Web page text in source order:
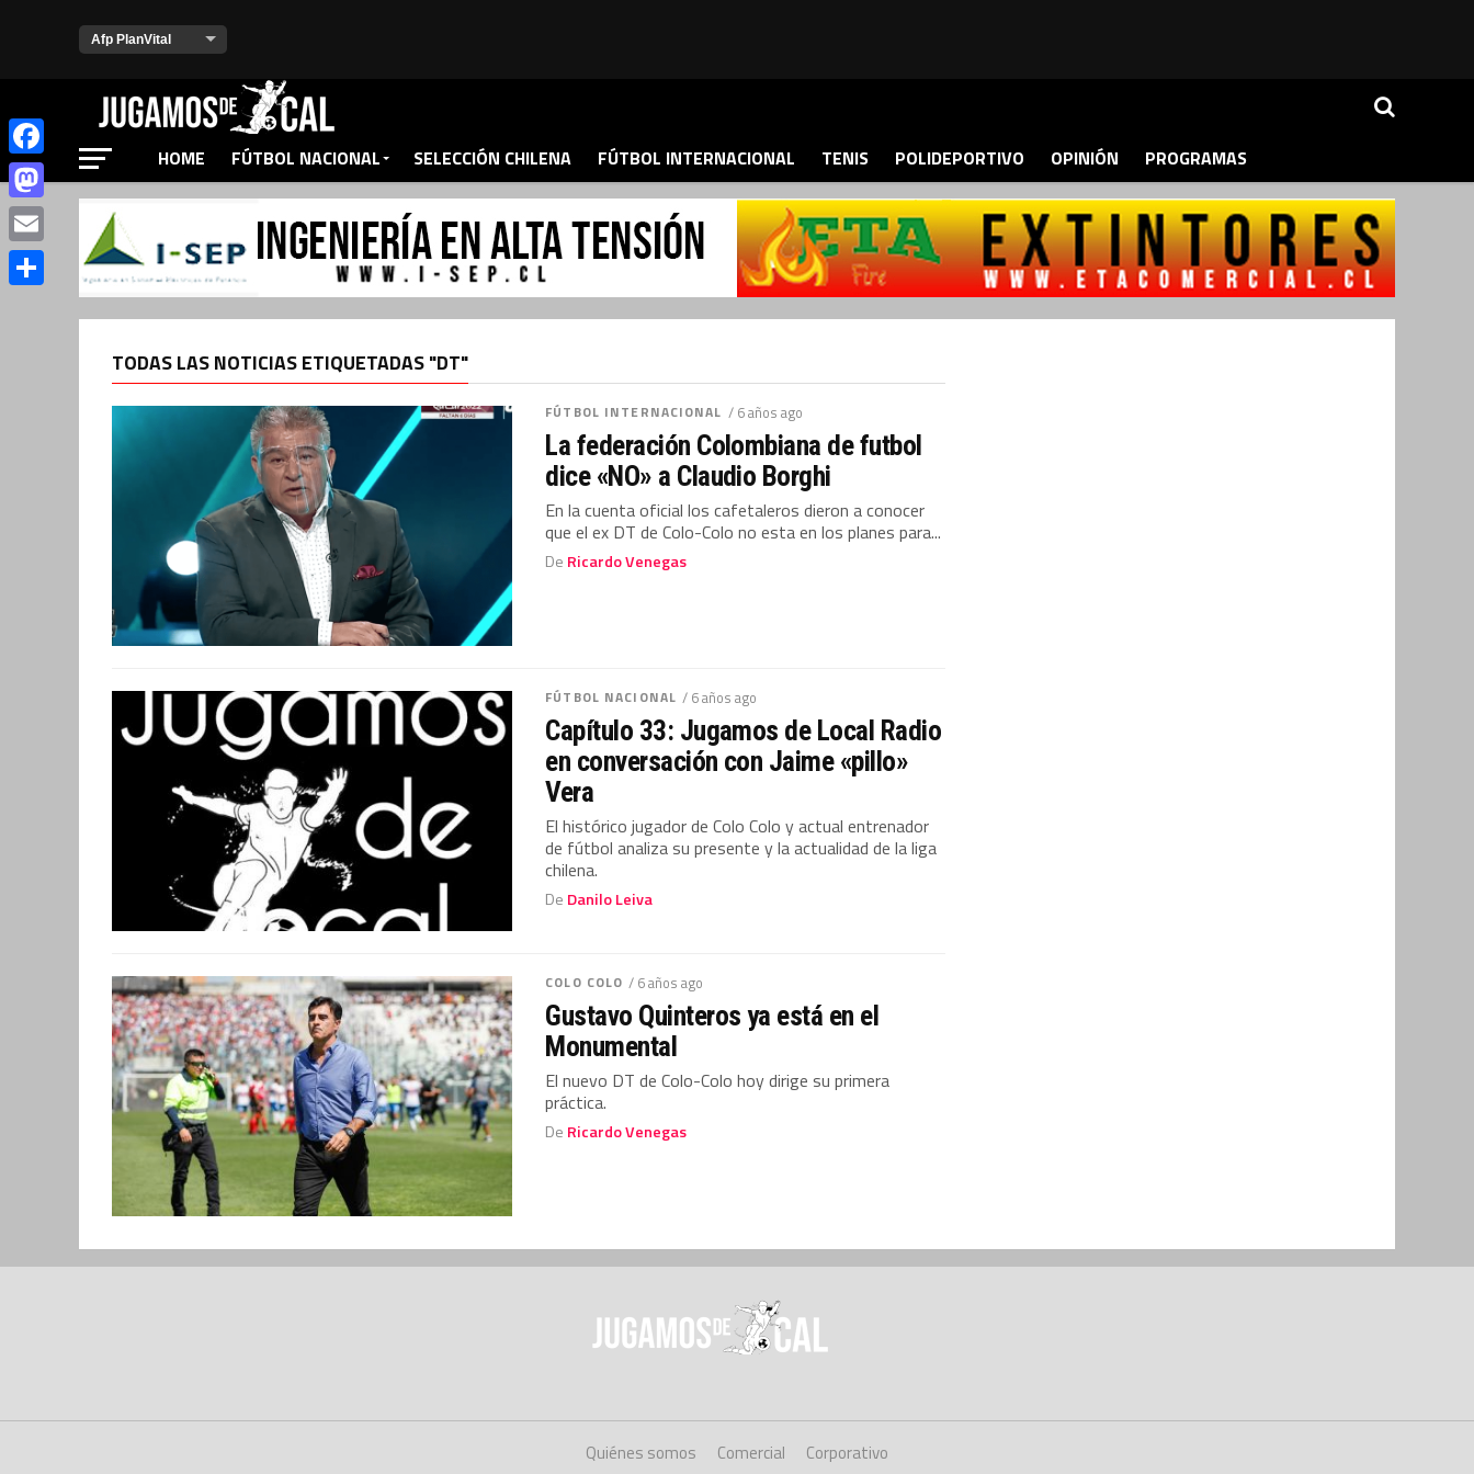
HOME FÚTBOL NACIONAL SELECCIÓN CHILENA FÚTBOL INTERNACIONAL TENIS POLIDEPORTIVO OPINIÓN PROGRAMAS
TODAS LAS NOTICIAS ETIQUETADAS "DT"
FÚTBOL INTERNACIONAL / 6 años ago
La federación Colombiana de futbol
dice «NO» a Claudio Borghi
En la cuenta oficial los cafetaleros dieron a conocer
que el ex DT de Colo-Colo no esta en los planes para...
De Ricardo Venegas
FÚTBOL NACIONAL / 6 años ago
Capítulo 33: Jugamos de Local Radio
en conversación con Jaime «pillo»
Vera
El histórico jugador de Colo Colo y actual entrenador
de fútbol analiza su presente y la actualidad de la liga
chilena.
De Danilo Leiva
COLO COLO / 6 años ago
Gustavo Quinteros ya está en el
Monumental
El nuevo DT de Colo-Colo hoy dirige su primera
práctica.
De Ricardo Venegas
Quiénes somos Comercial Corporativo
Facebook
Mastodon
Email
Compartir